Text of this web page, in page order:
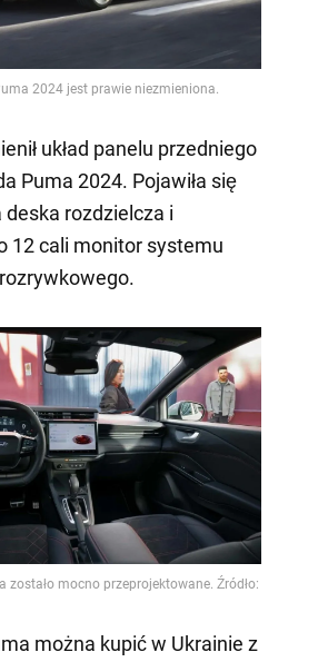
Video
układ panelu przedniego
Puma 2024. Pojawiła się
rozdzielcza i
12 cali monitor systemu
można kupić w Ukrainie z